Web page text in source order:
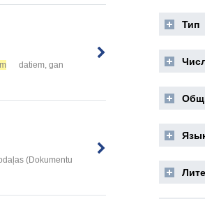
datiem, gan
(Dokumentu
Тип